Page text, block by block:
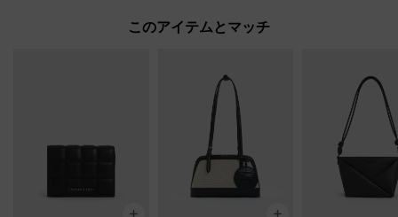
このアイテムとマッチ